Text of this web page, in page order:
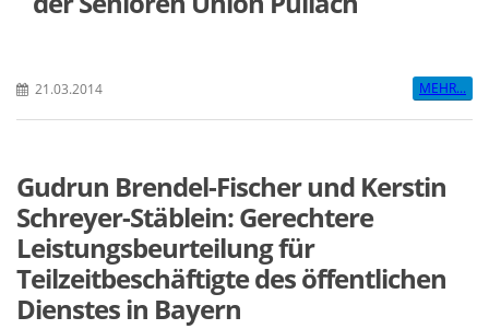
21.03.2014 MEHR...
Gudrun Brendel-Fischer und Kerstin
Schreyer-Stäblein: Gerechtere
Leistungsbeurteilung für
Teilzeitbeschäftigte des öffentlichen
Dienstes in Bayern